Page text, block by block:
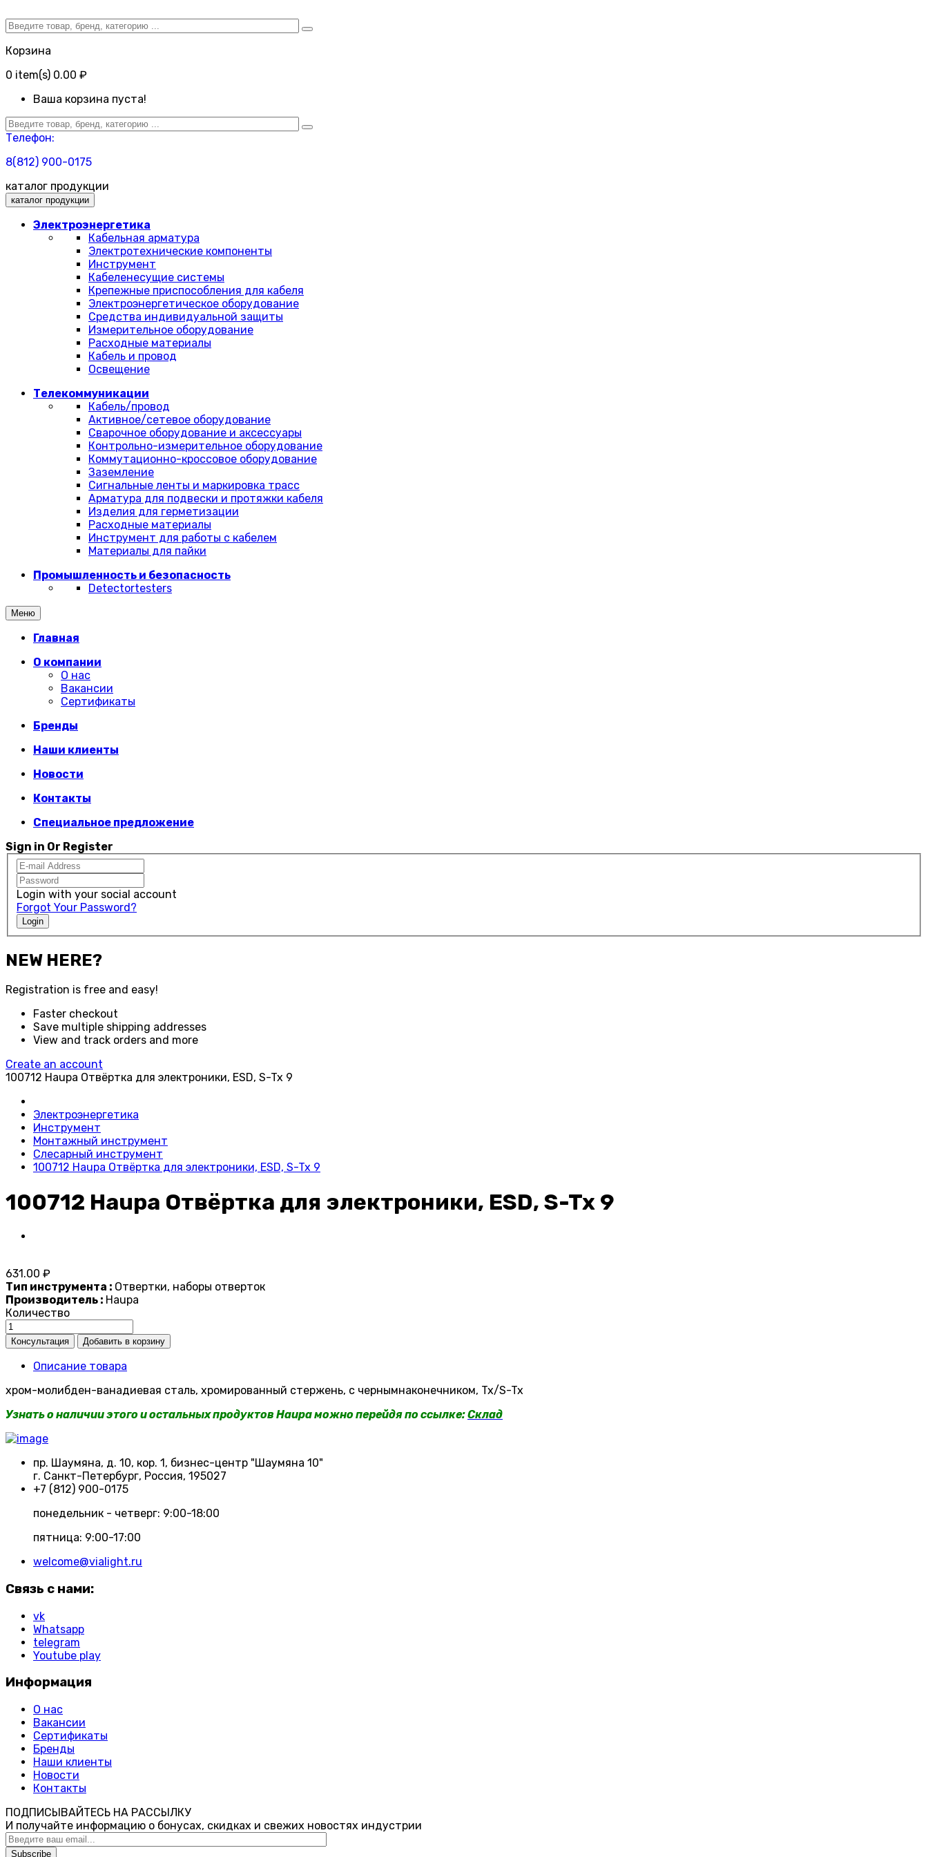
Корзина
0 item(s) 0.00 ₽
Ваша корзина пуста!
Телефон:
8(812) 900-0175
каталог продукции
каталог продукции
Электроэнергетика
Кабельная арматура
Электротехнические компоненты
Инструмент
Кабеленесущие системы
Крепежные приспособления для кабеля
Электроэнергетическое оборудование
Средства индивидуальной защиты
Измерительное оборудование
Расходные материалы
Кабель и провод
Освещение
Телекоммуникации
Кабель/провод
Активное/сетевое оборудование
Сварочное оборудование и аксессуары
Контрольно-измерительное оборудование
Коммутационно-кроссовое оборудование
Заземление
Сигнальные ленты и маркировка трасс
Арматура для подвески и протяжки кабеля
Изделия для герметизации
Расходные материалы
Инструмент для работы с кабелем
Материалы для пайки
Промышленность и безопасность
Detectortesters
Меню
Главная
О компании
О нас
Вакансии
Сертификаты
Бренды
Наши клиенты
Новости
Контакты
Специальное предложение
Sign in Or Register
Login with your social account
Forgot Your Password?
Login
NEW HERE?
Registration is free and easy!
Faster checkout
Save multiple shipping addresses
View and track orders and more
Create an account
100712 Haupa Отвёртка для электроники, ESD, S-Tx 9
Электроэнергетика
Инструмент
Монтажный инструмент
Слесарный инструмент
100712 Haupa Отвёртка для электроники, ESD, S-Tx 9
100712 Haupa Отвёртка для электроники, ESD, S-Tx 9
631.00 ₽
Тип инструмента : Отвертки, наборы отверток
Производитель : Haupa
Количество
Описание товара
хром-молибден-ванадиевая сталь, хромированный стержень, с чернымнаконечником, Tx/S-Tx
Узнать о наличии этого и остальных продуктов Haupa можно перейдя по ссылке:Склад
пр. Шаумяна, д. 10, кор. 1, бизнес-центр "Шаумяна 10"
г. Санкт-Петербург, Россия, 195027
+7 (812) 900-0175
понедельник - четверг: 9:00-18:00
пятница: 9:00-17:00
welcome@vialight.ru
Связь с нами:
vk
Whatsapp
telegram
Youtube play
Информация
О нас
Вакансии
Сертификаты
Бренды
Наши клиенты
Новости
Контакты
ПОДПИСЫВАЙТЕСЬ НА РАССЫЛКУ
И получайте информацию о бонусах, скидках и свежих новостях индустрии
Subscribe